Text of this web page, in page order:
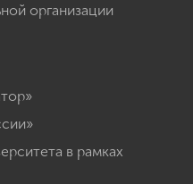
организации
в рамках